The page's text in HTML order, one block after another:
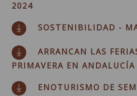
2024
SOSTENIBILIDAD -
ARRANCAN LAS
PRIMAVERA EN
ENOTURISMO DE